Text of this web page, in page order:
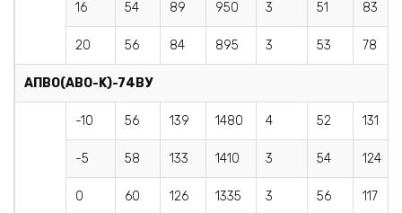
16 54 89 950 3 51 83
20 56 84 895 3 53 78
AПBO(АВО-K)-74ВУ
-10 56 139 1480 4 52 131
-5 58 133 1410 3 54 124
0 60 126 1335 3 56 117